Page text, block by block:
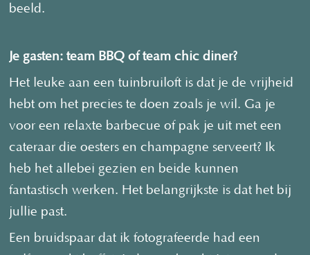
beeld.
Je gasten: team BBQ of team chic diner?
Het leuke aan een tuinbruiloft is dat je de vrijheid
hebt om het precies te doen zoals je wil. Ga je
voor een relaxte barbecue of pak je uit met een
cateraar die oesters en champagne serveert? Ik
heb het allebei gezien en beide kunnen
fantastisch werken. Het belangrijkste is dat het bij
jullie past.
Een bruidspaar dat ik fotografeerde had een